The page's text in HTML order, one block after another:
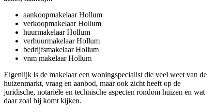
aankoopmakelaar Hollum
verkoopmakelaar Hollum
huurmakelaar Hollum
verhuurmakelaar Hollum
bedrijfsmakelaar Hollum
vnm makelaar Hollum
Eigenlijk is de makelaar een woningspecialist die veel weet van de
huizenmarkt, vraag en aanbod, maar ook zicht heeft op de
juridische, notariële en technische aspecten rondom huizen en wat
daar zoal bij komt kijken.